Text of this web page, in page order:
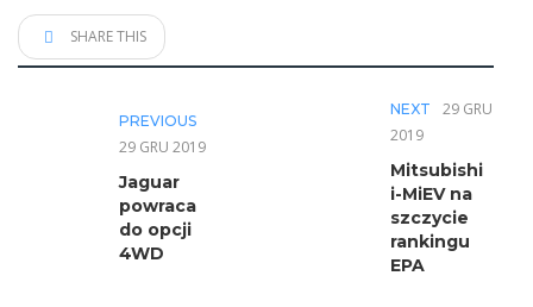
SHARE THIS
PREVIOUS
29 GRU 2019
Jaguar
powraca
do opcji
4WD
NEXT
29 GRU
2019
Mitsubishi
i-MiEV na
szczycie
rankingu
EPA